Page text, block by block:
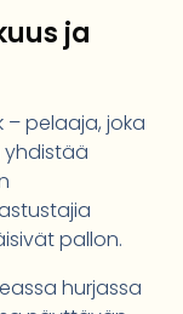
ja
– pelaaja, joka
yhdistää
pallon.
hurjassa